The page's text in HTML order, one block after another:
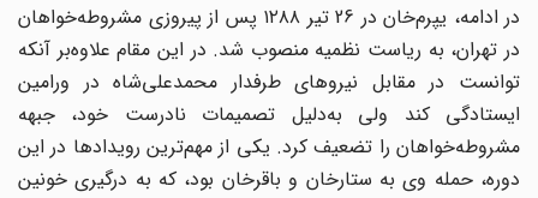
در ادامه، یپرم‌خان در 26 تیر ۱۲۸۸ پس از پیروزی مشروطه‌خواهان
در تهران، به ریاست نظمیه منصوب شد. در این مقام علاوه‌بر آنکه
توانست در مقابل نیروهای طرفدار محمدعلی‌شاه در ورامین
ایستادگی کند ولی به‌دلیل تصمیمات نادرست خود، جبهه
مشروطه‌خواهان را تضعیف کرد. یکی از مهم‌ترین رویدادها در این
دوره، حمله وی به ستارخان و باقرخان بود، که به درگیری خونین